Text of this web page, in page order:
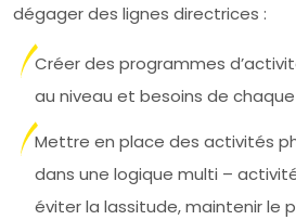
dégager des lignes directrices :
Créer des programmes
au niveau et besoins de
Mettre en place des activités
dans une logique multi –
éviter la lassitude, maintenir le